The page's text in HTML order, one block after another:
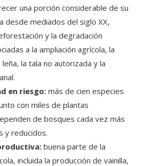
una porción considerable de su
desde mediados del siglo XX,
y la degradación
a la ampliación agrícola, la
la tala no autorizada y la
en riesgo: más de cien especies
con miles de plantas
de bosques cada vez más
y reducidos.
buena parte de la
incluida la producción de vainilla,